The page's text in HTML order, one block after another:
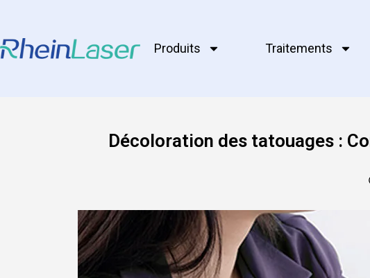
Produits Traitements
Décoloration des tatouages :